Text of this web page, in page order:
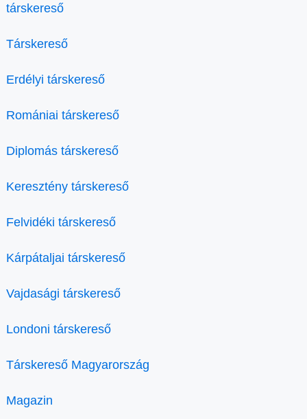
társkereső
Társkereső
Erdélyi társkereső
Romániai társkereső
Diplomás társkereső
Keresztény társkereső
Felvidéki társkereső
Kárpátaljai társkereső
Vajdasági társkereső
Londoni társkereső
Társkereső Magyarország
Magazin